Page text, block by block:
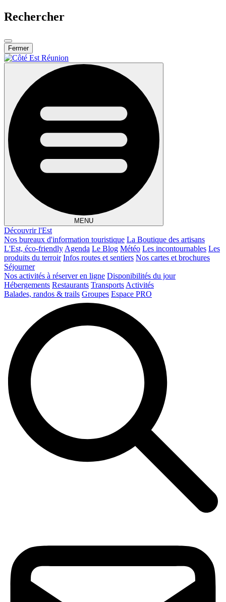
Rechercher
Fermer
MENU
Découvrir l'Est
Nos bureaux d'information touristique La Boutique des artisans
L'Est, éco-friendly Agenda Le Blog Météo Les incontournables Les
produits du terroir Infos routes et sentiers Nos cartes et brochures
Séjourner
Nos activités à réserver en ligne Disponibilités du jour
Hébergements Restaurants Transports Activités
Balades, randos & trails Groupes Espace PRO